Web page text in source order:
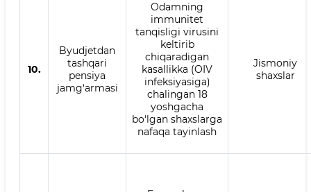
10.
Byudjetdan
tashqari
pensiya
jamg‘armasi
Odamning
immunitet
tanqisligi virusini
keltirib
chiqaradigan
kasallikka (OIV
infeksiyasiga)
chalingan 18
yoshgacha
bo‘lgan shaxslarga
nafaqa tayinlash
Jismoniy
shaxslar